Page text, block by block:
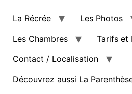
La Récrée
Les Photos
Les Chambres
Tarifs et
Contact / Localisation
Découvrez aussi La